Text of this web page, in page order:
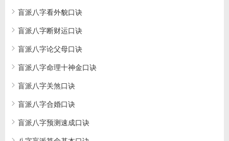
盲派八字看外貌口诀
盲派八字断财运口诀
盲派八字论父母口诀
盲派八字命理十神金口诀
盲派八字关煞口诀
盲派八字合婚口诀
盲派八字预测速成口诀